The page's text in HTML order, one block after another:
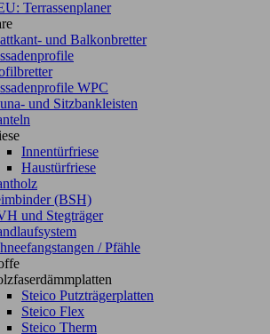
Terrassenplaner
und Balkonbretter
WPC
und Sitzbankleisten
Innentürfriese
Haustürfriese
(BSH)
und Stegträger
/ Pfähle
Steico Putzträgerplatten
Steico Flex
Steico Therm